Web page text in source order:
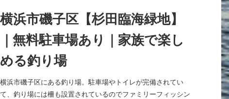
横浜市磯子区【杉田臨海緑地】
｜無料駐車場あり｜家族で楽し
める釣り場
横浜市磯子区にある釣り場。駐車場やトイレが完備されてい
て、釣り場には柵も設置されているのでファミリーフィッシン